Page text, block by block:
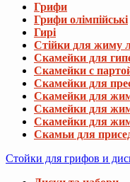
Грифи
Грифи олімпійські
Гирі
Стійки для жиму
Скамейки для
Скамейки с
Скамейки для
Скамейки для
Скамейки для
Скамейки для
Скамьи для
Стойки для грифов и